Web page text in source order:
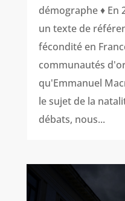
démographe ♦ En
un texte de
fécondité en
communautés
qu'Emmanuel
le sujet de la
débats, nous...